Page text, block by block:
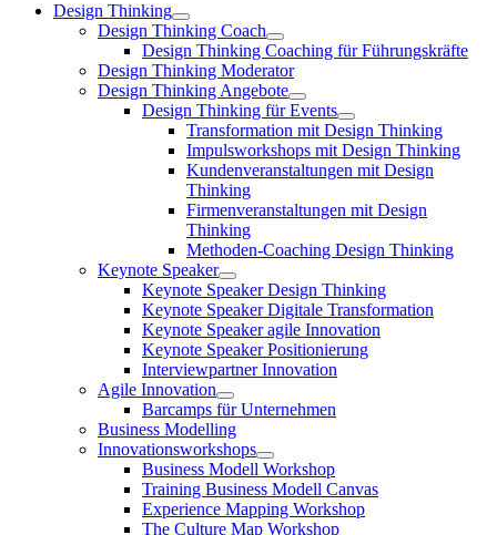
Design Thinking
Design Thinking Coach
Design Thinking Coaching für Führungskräfte
Design Thinking Moderator
Design Thinking Angebote
Design Thinking für Events
Transformation mit Design Thinking
Impulsworkshops mit Design Thinking
Kundenveranstaltungen mit Design
Thinking
Firmenveranstaltungen mit Design
Thinking
Methoden-Coaching Design Thinking
Keynote Speaker
Keynote Speaker Design Thinking
Keynote Speaker Digitale Transformation
Keynote Speaker agile Innovation
Keynote Speaker Positionierung
Interviewpartner Innovation
Agile Innovation
Barcamps für Unternehmen
Business Modelling
Innovationsworkshops
Business Modell Workshop
Training Business Modell Canvas
Experience Mapping Workshop
The Culture Map Workshop